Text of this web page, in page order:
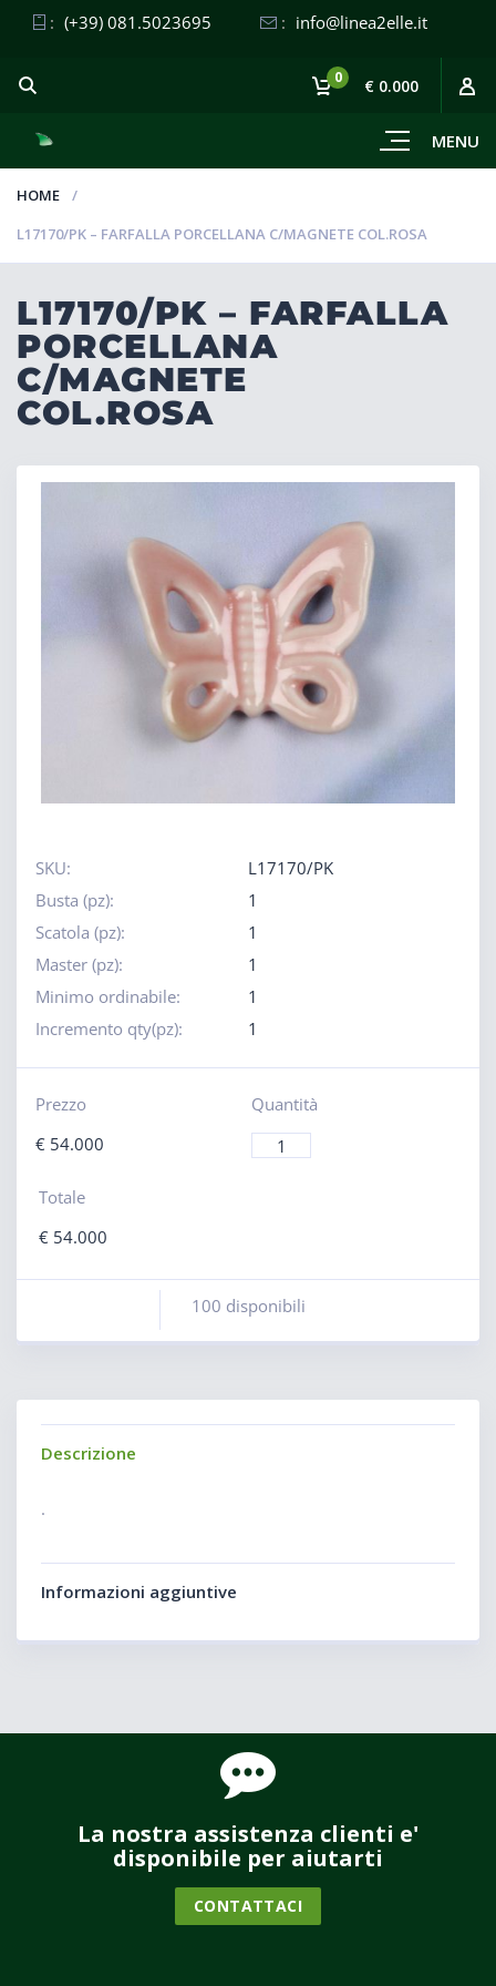
: (+39) 081.5023695 : info@linea2elle.it
MENU
0 € 0.000
HOME
L17170/PK – FARFALLA PORCELLANA C/MAGNETE COL.ROSA
L17170/PK – FARFALLA
PORCELLANA
C/MAGNETE
COL.ROSA
SKU:
L17170/PK
Busta (pz):
1
Scatola (pz):
1
Master (pz):
1
Minimo ordinabile:
1
Incremento qty(pz):
1
Prezzo
€54.000
Quantità
Totale
€54.000
100 disponibili
Descrizione
.
Informazioni aggiuntive
La nostra assistenza clienti e'
disponibile per aiutarti
CONTATTACI